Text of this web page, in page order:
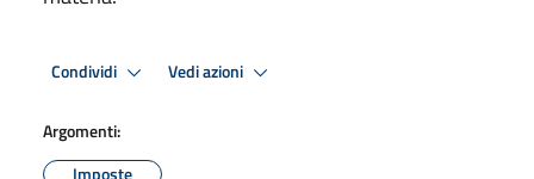
Condividi Vedi azioni
Argomenti:
Imposte